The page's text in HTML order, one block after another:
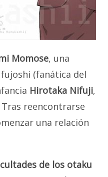
Momose, una
(fanática del
Hirotaka Nifuji,
reencontrarse
una relación
de los otaku